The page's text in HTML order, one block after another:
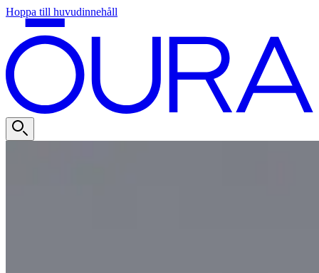
Hoppa till huvudinnehåll